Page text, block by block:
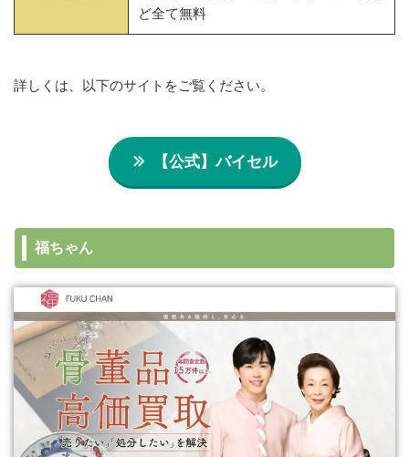
ど全て無料
詳しくは、以下のサイトをご覧ください。
【公式】バイセル
福ちゃん